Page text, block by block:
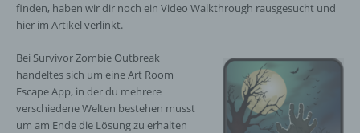
finden, haben wir dir noch ein Video Walkthrough rausgesucht und
hier im Artikel verlinkt.
Bei Survivor Zombie Outbreak
handeltes sich um eine Art Room
Escape App, in der du mehrere
verschiedene Welten bestehen musst
um am Ende die Lösung zu erhalten